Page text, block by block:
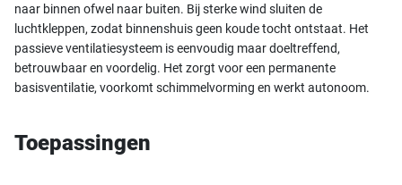
naar binnen ofwel naar buiten. Bij sterke wind sluiten de
luchtkleppen, zodat binnenshuis geen koude tocht ontstaat. Het
passieve ventilatiesysteem is eenvoudig maar doeltreffend,
betrouwbaar en voordelig. Het zorgt voor een permanente
basisventilatie, voorkomt schimmelvorming en werkt autonoom.
Toepassingen